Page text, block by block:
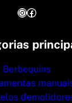
InstagramFacebook
Berbequins